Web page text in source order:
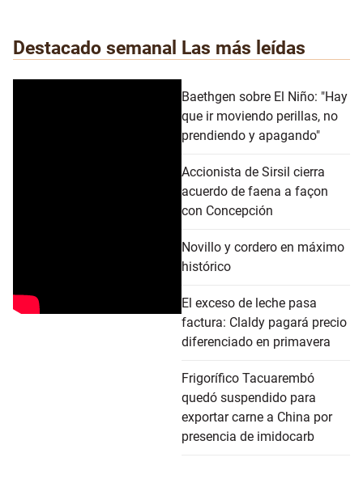
Destacado semanal Las más leídas
Baethgen sobre El Niño: "Hay
que ir moviendo perillas, no
prendiendo y apagando"
Accionista de Sirsil cierra
acuerdo de faena a façon
con Concepción
Novillo y cordero en máximo
histórico
El exceso de leche pasa
factura: Claldy pagará precio
diferenciado en primavera
Frigorífico Tacuarembó
quedó suspendido para
exportar carne a China por
presencia de imidocarb